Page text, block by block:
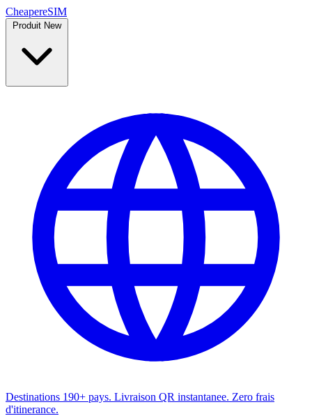
CheapereSIM
Produit New
Destinations 190+ pays. Livraison QR instantanee. Zero frais
d'itinerance.